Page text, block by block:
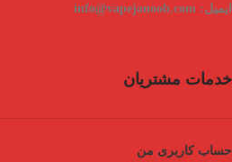
ایمیل:
خدمات مشتریان
حساب کاربری من